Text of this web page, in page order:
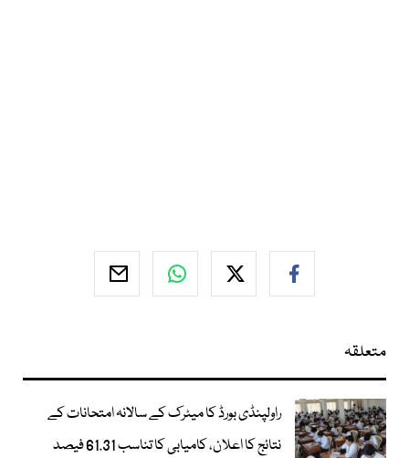
متعلقہ
راولپنڈی بورڈ کا میٹرک کے سالانہ امتحانات کے
نتائج کا اعلان، کامیابی کا تناسب 61.31 فیصد